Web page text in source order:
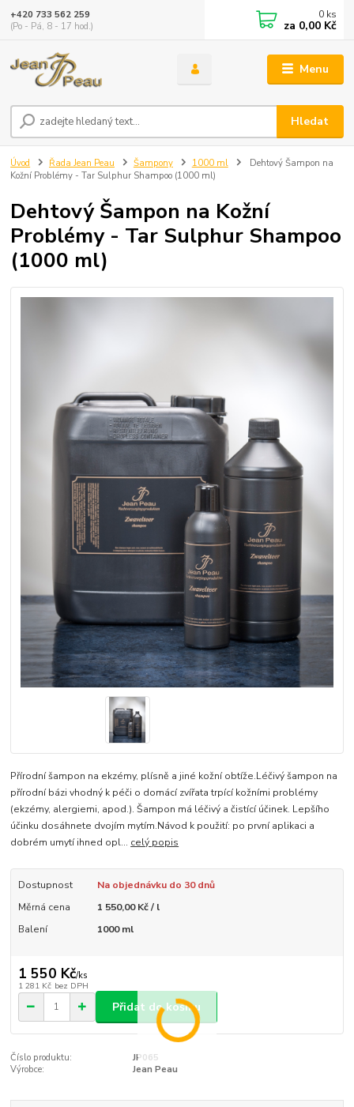
Menu
Hledat
+420 733 562 259
(Po - Pá, 8 - 17 hod.)
0 ks
za 0,00 Kč
Úvod Řada Jean Peau Šampony 1000 ml
Dehtový Šampon na
Kožní Problémy - Tar Sulphur Shampoo (1000 ml)
Dehtový Šampon na Kožní
Problémy - Tar Sulphur Shampoo
(1000 ml)
Přírodní šampon na ekzémy, plísně a jiné kožní obtíže.Léčivý šampon na
přírodní bázi vhodný k péči o domácí zvířata trpící kožními problémy
(ekzémy, alergiemi, apod.). Šampon má léčivý a čistící účinek. Lepšího
účinku dosáhnete dvojím mytím.Návod k použití: po první aplikaci a
dobrém umytí ihned opl... celý popis
Dostupnost
Na objednávku do 30 dnů
Měrná cena
1 550,00 Kč / l
Balení
1000 ml
1 550 Kč/ks
1 281 Kč bez DPH
Přidat do košíku
Číslo produktu:
JP065
Výrobce:
Jean Peau